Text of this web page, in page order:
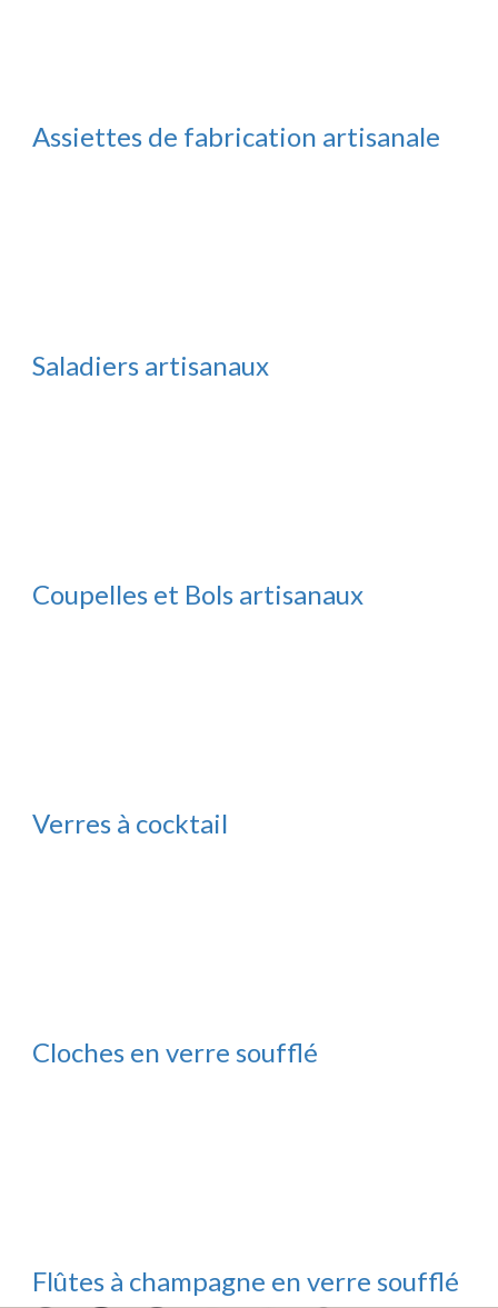
Assiettes de fabrication artisanale
Saladiers artisanaux
Coupelles et Bols artisanaux
Verres à cocktail
Cloches en verre soufflé
Flûtes à champagne en verre soufflé